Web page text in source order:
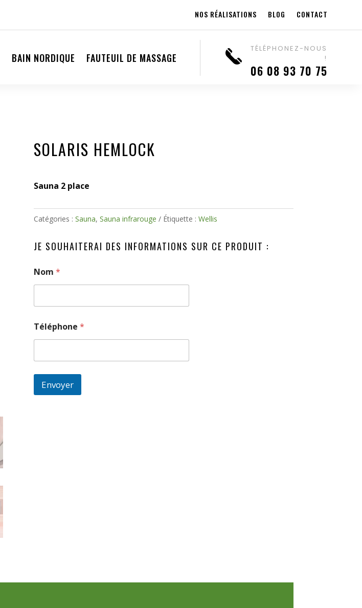
NOS RÉALISATIONS BLOG CONTACT
BAIN NORDIQUE FAUTEUIL DE MASSAGE
TÉLÉPHONEZ-NOUS
!
06 08 93 70 75
SOLARIS HEMLOCK
Sauna 2 place
Catégories : Sauna, Sauna infrarouge Étiquette : Wellis
JE SOUHAITERAI DES INFORMATIONS SUR CE PRODUIT :
Nom *
Téléphone *
Envoyer